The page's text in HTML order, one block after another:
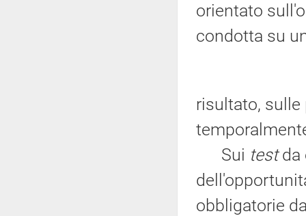
orientato
condotta su
risultato,
Sui testda
obbligatorie